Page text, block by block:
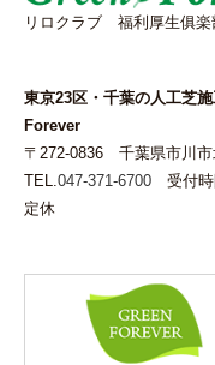
リロクラブ 福利厚生俱
東京23区・千葉の人工芝
Forever
〒272-0836 千葉県市川市
TEL. 047-371-6700 受付時
定休